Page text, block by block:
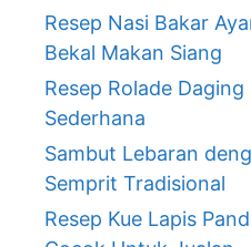
Resep Nasi Bakar
Bekal Makan Siang
Resep Rolade Daging
Sederhana
Sambut Lebaran
Semprit Tradisional
Resep Kue Lapis